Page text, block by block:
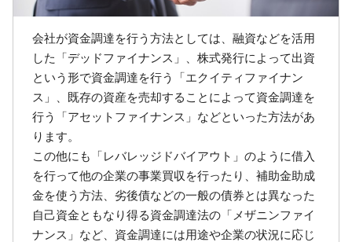
会社が資金調達を行う方法としては、融資などを活用
した「デッドファイナンス」、株式発行によって出資
という形で資金調達を行う「エクイティファイナン
ス」、既存の資産を売却することによって資金調達を
行う「アセットファイナンス」などといった方法があ
ります。
この他にも「レバレッジドバイアウト」のように借入
を行って他の企業の事業買収を行ったり、補助金助成
金を使う方法、劣後債などの一般の債券とは異なった
自己資金ともなり得る資金調達法の「メザニンファイ
ナンス」など、資金調達には用途や企業の状況に応じ